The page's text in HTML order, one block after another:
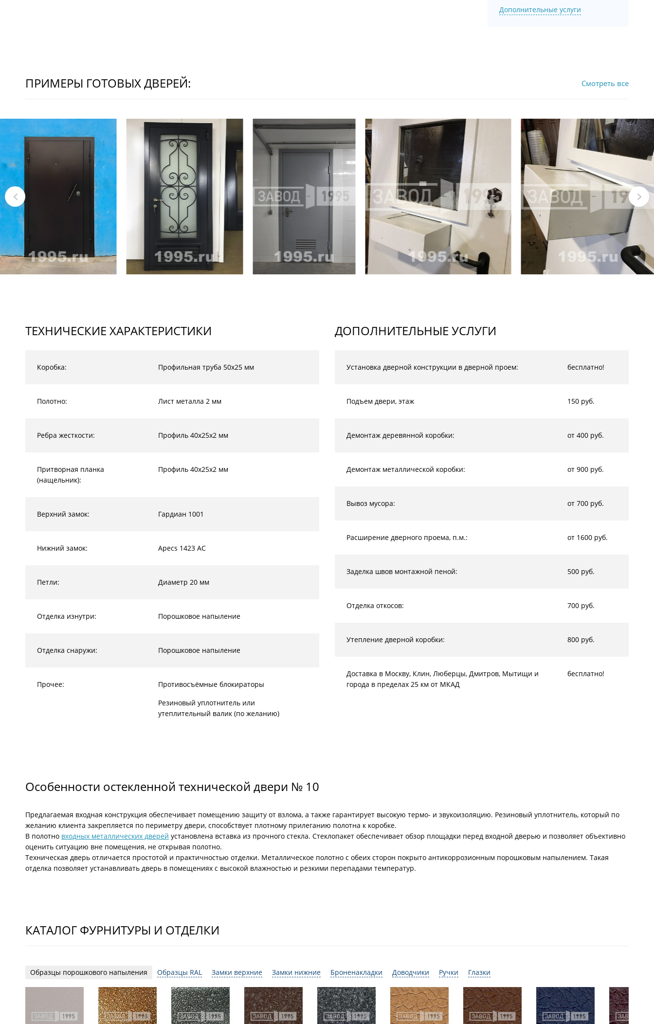
Дополнительные услуги
ПРИМЕРЫ ГОТОВЫХ ДВЕРЕЙ: Смотреть все
ТЕХНИЧЕСКИЕ ХАРАКТЕРИСТИКИ
Коробка: Профильная труба 50х25 мм
Полотно: Лист металла 2 мм
Ребра жесткости: Профиль 40х25х2 мм
Притворная планка
(нащельник):
Профиль 40х25х2 мм
Верхний замок: Гардиан 1001
Нижний замок: Apecs 1423 AC
Петли: Диаметр 20 мм
Отделка изнутри: Порошковое напыление
Отделка снаружи: Порошковое напыление
Прочее:
Противосъёмные блокираторы
Резиновый уплотнитель или
утеплительный валик (по желанию)
ДОПОЛНИТЕЛЬНЫЕ УСЛУГИ
Установка дверной конструкции в дверной проем: бесплатно!
Подъем двери, этаж 150 руб.
Демонтаж деревянной коробки: от 400 руб.
Демонтаж металлической коробки: от 900 руб.
Вывоз мусора: от 700 руб.
Расширение дверного проема, п.м.: от 1600 руб.
Заделка швов монтажной пеной: 500 руб.
Отделка откосов: 700 руб.
Утепление дверной коробки: 800 руб.
Доставка в Москву, Клин, Люберцы, Дмитров, Мытищи и
города в пределах 25 км от МКАД
бесплатно!
Особенности остекленной технической двери № 10
Предлагаемая входная конструкция обеспечивает помещению защиту от взлома, а также гарантирует высокую термо- и звукоизоляцию. Резиновый уплотнитель, который по
желанию клиента закрепляется по периметру двери, способствует плотному прилеганию полотна к коробке.
В полотно входных металлических дверей установлена вставка из прочного стекла. Стеклопакет обеспечивает обзор площадки перед входной дверью и позволяет объективно
оценить ситуацию вне помещения, не открывая полотно.
Техническая дверь отличается простотой и практичностью отделки. Металлическое полотно с обеих сторон покрыто антикоррозионным порошковым напылением. Такая
отделка позволяет устанавливать дверь в помещениях с высокой влажностью и резкими перепадами температур.
КАТАЛОГ ФУРНИТУРЫ И ОТДЕЛКИ
Образцы порошкового напыления Образцы RAL Замки верхние Замки нижние Броненакладки Доводчики Ручки Глазки